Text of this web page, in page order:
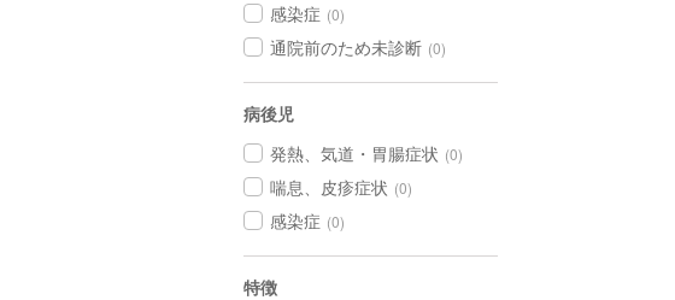
感染症 (0)
通院前のため未診断 (0)
病後児
発熱、気道・胃腸症状 (0)
喘息、皮疹症状 (0)
感染症 (0)
特徴